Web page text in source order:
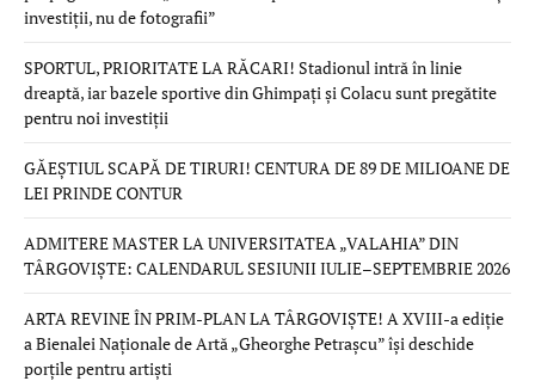
investiții, nu de fotografii”
SPORTUL, PRIORITATE LA RĂCARI! Stadionul intră în linie
dreaptă, iar bazele sportive din Ghimpați și Colacu sunt pregătite
pentru noi investiții
GĂEȘTIUL SCAPĂ DE TIRURI! CENTURA DE 89 DE MILIOANE DE
LEI PRINDE CONTUR
ADMITERE MASTER LA UNIVERSITATEA „VALAHIA” DIN
TÂRGOVIȘTE: CALENDARUL SESIUNII IULIE–SEPTEMBRIE 2026
ARTA REVINE ÎN PRIM-PLAN LA TÂRGOVIȘTE! A XVIII-a ediție
a Bienalei Naționale de Artă „Gheorghe Petrașcu” își deschide
porțile pentru artiști